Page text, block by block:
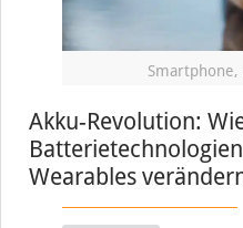
Smartphone,
Akku-Revolution:
Wearables